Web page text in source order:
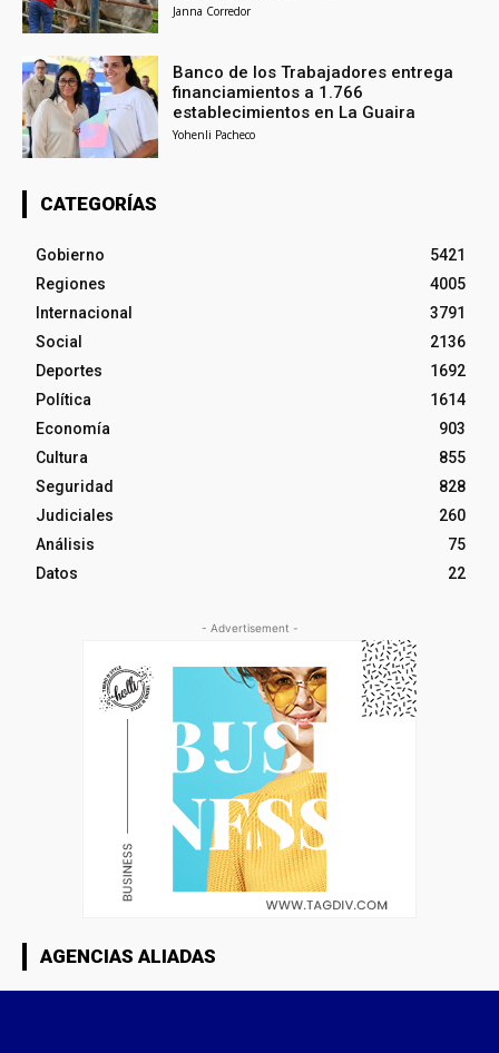
Janna Corredor
Banco de los Trabajadores entrega
financiamientos a 1.766
establecimientos en La Guaira
Yohenli Pacheco
CATEGORÍAS
Gobierno
5421
Regiones
4005
Internacional
3791
Social
2136
Deportes
1692
Política
1614
Economía
903
Cultura
855
Seguridad
828
Judiciales
260
Análisis
75
Datos
22
- Advertisement -
AGENCIAS ALIADAS